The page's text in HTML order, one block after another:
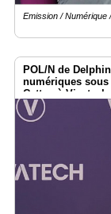
Emission / Numérique
POL/N de
numériques
Cattan à Vivatech